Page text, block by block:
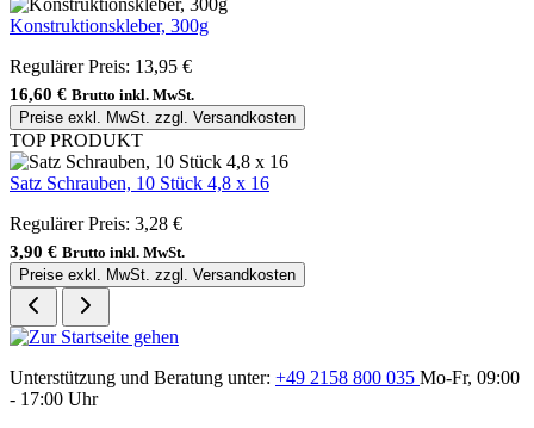
Konstruktionskleber, 300g
Regulärer Preis: 13,95 €
16,60 € Brutto inkl. MwSt.
Preise exkl. MwSt. zzgl. Versandkosten
TOP PRODUKT
Satz Schrauben, 10 Stück 4,8 x 16
Regulärer Preis: 3,28 €
3,90 € Brutto inkl. MwSt.
Preise exkl. MwSt. zzgl. Versandkosten
Unterstützung und Beratung unter: +49 2158 800 035 Mo-Fr, 09:00
- 17:00 Uhr